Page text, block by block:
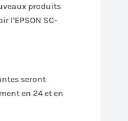
produits
l’EPSON SC-
seront
en 24 et en